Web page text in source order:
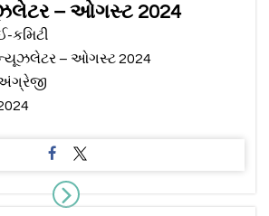
– ઓગસ્ટ 2024
કમિટી
– ઓગસ્ટ 2024